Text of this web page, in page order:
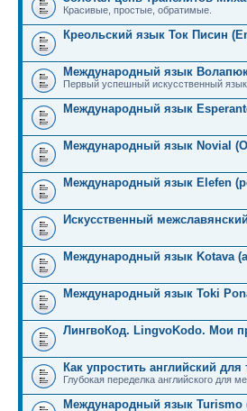
Красивые, простые, обратимые.
Креольский язык Ток Писин
Международный язык
Первый успешный искусственный
Международный язык
Международный язык Novial
Международный язык Elefen
Искусственный
Международный язык Kotava
Международный язык Toki
ЛингвоКод. LingvoKodo. Мои
Как упростить английский для
Глубокая переделка английского для
Международный язык Turismo